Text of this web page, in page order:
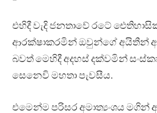
එහිදී වැදි ජනතාවේ රටේ
ආරක්ෂාකරමින් ඔවුන්ගේ අයිතීන්
බවත් මෙහිදී අදහස් දක්වමින්
සෙනෙවි මහතා පැවසීය.
එමෙන්ම පරිසර අමාත්‍යංශය මගින්